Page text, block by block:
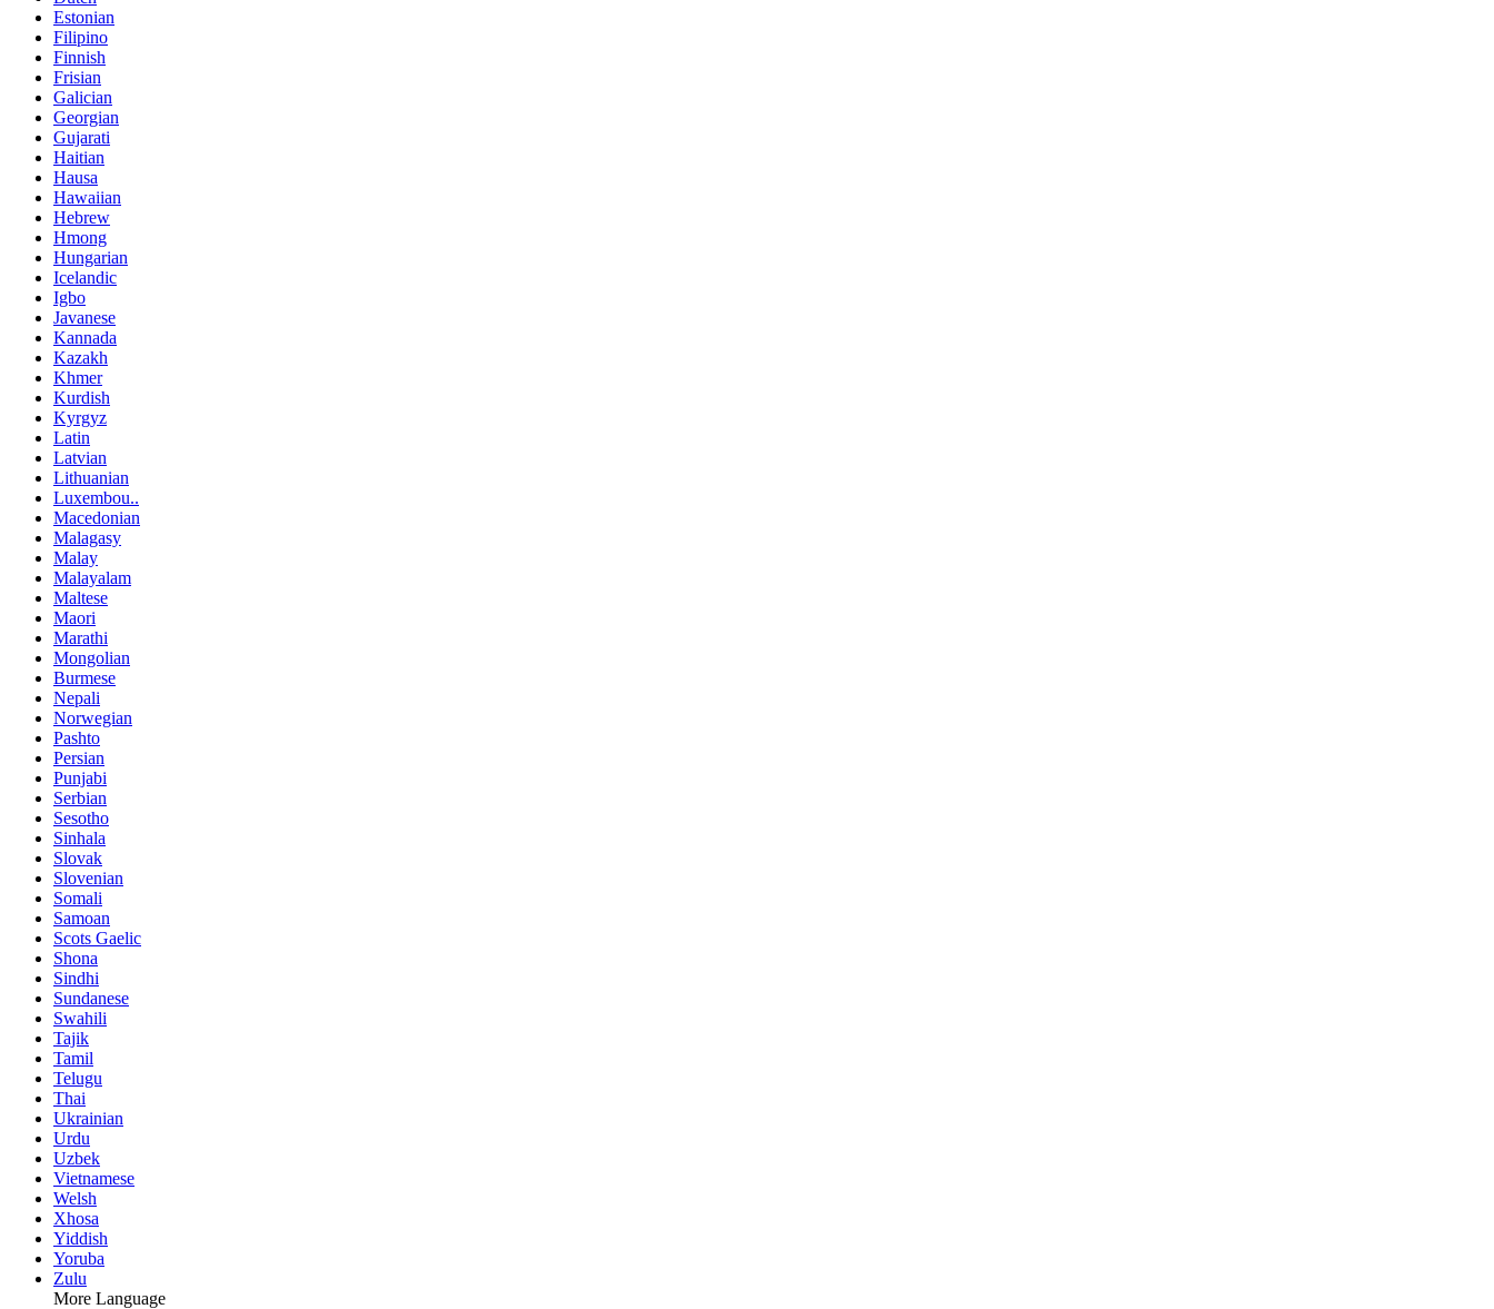
Estonian
Filipino
Finnish
Frisian
Galician
Georgian
Gujarati
Haitian
Hausa
Hawaiian
Hebrew
Hmong
Hungarian
Icelandic
Igbo
Javanese
Kannada
Kazakh
Khmer
Kurdish
Kyrgyz
Latin
Latvian
Lithuanian
Luxembou..
Macedonian
Malagasy
Malay
Malayalam
Maltese
Maori
Marathi
Mongolian
Burmese
Nepali
Norwegian
Pashto
Persian
Punjabi
Serbian
Sesotho
Sinhala
Slovak
Slovenian
Somali
Samoan
Scots Gaelic
Shona
Sindhi
Sundanese
Swahili
Tajik
Tamil
Telugu
Thai
Ukrainian
Urdu
Uzbek
Vietnamese
Welsh
Xhosa
Yiddish
Yoruba
Zulu
More Language